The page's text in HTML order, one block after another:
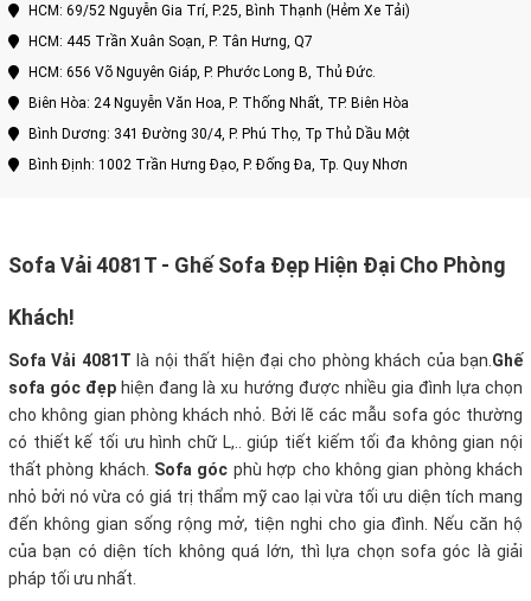
HCM: 69/52 Nguyễn Gia Trí, P.25, Bình Thạnh (Hẻm Xe Tải)
HCM: 445 Trần Xuân Soạn, P. Tân Hưng, Q7
HCM: 656 Võ Nguyên Giáp, P. Phước Long B, Thủ Đức.
Biên Hòa: 24 Nguyễn Văn Hoa, P. Thống Nhất, TP. Biên Hòa
Bình Dương: 341 Đường 30/4, P. Phú Thọ, Tp Thủ Dầu Một
Bình Định: 1002 Trần Hưng Đạo, P. Đống Đa, Tp. Quy Nhơn
Sofa Vải 4081T - Ghế Sofa Đẹp Hiện Đại Cho Phòng
Khách!
Sofa Vải 4081T là nội thất hiện đại cho phòng khách của bạn.Ghế
sofa góc đẹp hiện đang là xu hướng được nhiều gia đình lựa chọn
cho không gian phòng khách nhỏ. Bởi lẽ các mẫu sofa góc thường
có thiết kế tối ưu hình chữ L,.. giúp tiết kiếm tối đa không gian nội
thất phòng khách. Sofa góc phù hợp cho không gian phòng khách
nhỏ bởi nó vừa có giá trị thẩm mỹ cao lại vừa tối ưu diện tích mang
đến không gian sống rộng mở, tiện nghi cho gia đình. Nếu căn hộ
của bạn có diện tích không quá lớn, thì lựa chọn sofa góc là giải
pháp tối ưu nhất.